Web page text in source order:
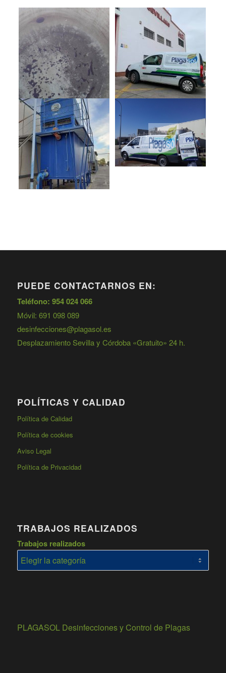
PUEDE CONTACTARNOS EN:
Teléfono: 954 024 066
Móvil: 691 098 089
desinfecciones@plagasol.es
Desplazamiento Sevilla y Córdoba «Gratuito» 24 h.
POLÍTICAS Y CALIDAD
Política de Calidad
Política de cookies
Aviso Legal
Política de Privacidad
TRABAJOS REALIZADOS
Trabajos realizados
PLAGASOL Desinfecciones y Control de Plagas